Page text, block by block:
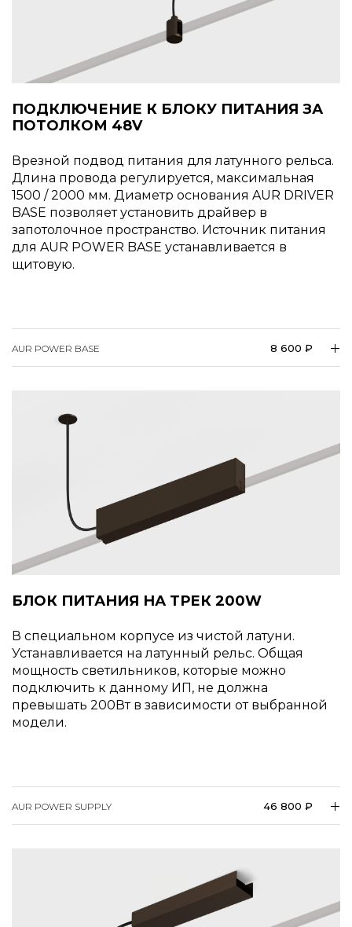
ПОТОЛКОМ 48V
Длина провода регулируется, максимальная
1500 / 2000 мм. Диаметр основания AUR DRIVER
BASE позволяет установить драйвер в
запотолочное пространство. Источник питания
для AUR POWER BASE устанавливается в
щитовую.
AUR POWER BASE 8 600 ₽
Устанавливается на латунный рельс. Общая
мощность светильников, которые можно
подключить к данному ИП, не должна
превышать 200Вт в зависимости от выбранной
модели.
AUR POWER SUPPLY 46 800 ₽